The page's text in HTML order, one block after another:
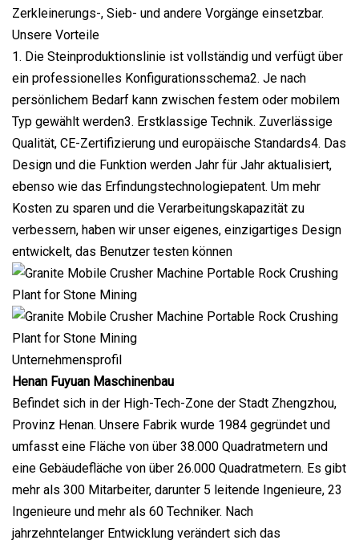
Zerkleinerungs-, Sieb- und andere Vorgänge einsetzbar.
Unsere Vorteile
1. Die Steinproduktionslinie ist vollständig und verfügt über
ein professionelles Konfigurationsschema2. Je nach
persönlichem Bedarf kann zwischen festem oder mobilem
Typ gewählt werden3. Erstklassige Technik. Zuverlässige
Qualität, CE-Zertifizierung und europäische Standards4. Das
Design und die Funktion werden Jahr für Jahr aktualisiert,
ebenso wie das Erfindungstechnologiepatent. Um mehr
Kosten zu sparen und die Verarbeitungskapazität zu
verbessern, haben wir unser eigenes, einzigartiges Design
entwickelt, das Benutzer testen können
Unternehmensprofil
Henan Fuyuan Maschinenbau
Befindet sich in der High-Tech-Zone der Stadt Zhengzhou,
Provinz Henan. Unsere Fabrik wurde 1984 gegründet und
umfasst eine Fläche von über 38.000 Quadratmetern und
eine Gebäudefläche von über 26.000 Quadratmetern. Es gibt
mehr als 300 Mitarbeiter, darunter 5 leitende Ingenieure, 23
Ingenieure und mehr als 60 Techniker. Nach
jahrzehntelanger Entwicklung verändert sich das